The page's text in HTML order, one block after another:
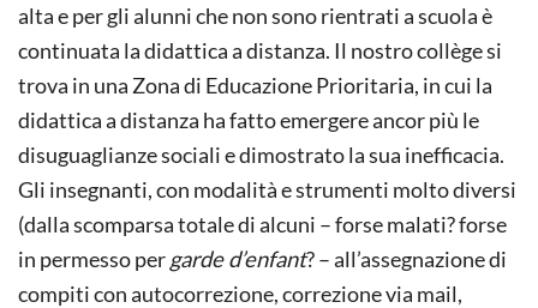
alta e per gli alunni che non sono rientrati a scuola è
continuata la didattica a distanza. Il nostro collège si
trova in una Zona di Educazione Prioritaria, in cui la
didattica a distanza ha fatto emergere ancor più le
disuguaglianze sociali e dimostrato la sua inefficacia.
Gli insegnanti, con modalità e strumenti molto diversi
(dalla scomparsa totale di alcuni – forse malati? forse
in permesso per garde d’enfant? – all’assegnazione di
compiti con autocorrezione, correzione via mail,